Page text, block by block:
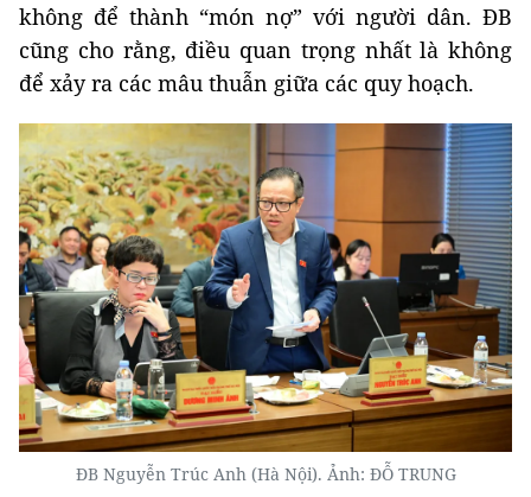
không để thành “món nợ” với người dân. ĐB
cũng cho rằng, điều quan trọng nhất là không
để xảy ra các mâu thuẫn giữa các quy hoạch.
ĐB Nguyễn Trúc Anh (Hà Nội). Ảnh: ĐỖ TRUNG